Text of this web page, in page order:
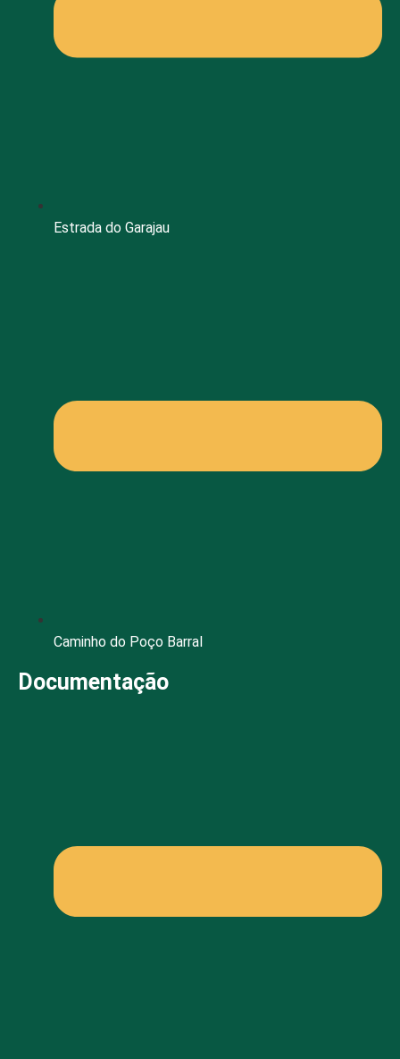
Estrada do Garajau
Caminho do Poço Barral
Documentação